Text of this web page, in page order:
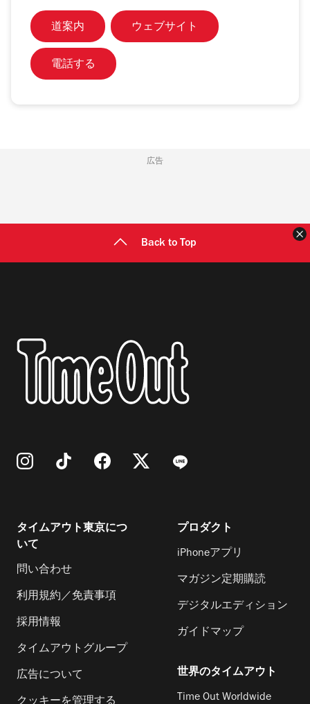
道案内 ウェブサイト
電話する
広告
Back to Top
タイムアウト東京につ
いて
問い合わせ
利用規約／免責事項
採用情報
タイムアウトグループ
広告について
プロダクト
iPhoneアプリ
マガジン定期購読
デジタルエディション
ガイドマップ
世界のタイムアウト
Time Out Worldwide